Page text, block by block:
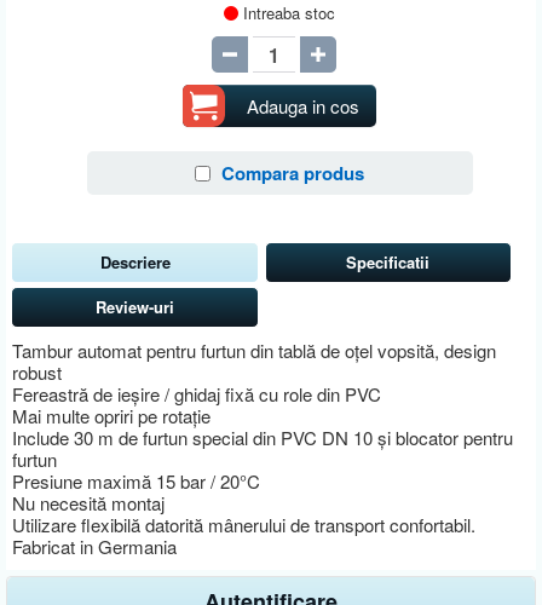
Intreaba stoc
Adauga in cos
Compara produs
Descriere
Tambur automat pentru furtun din tablă de oțel vopsită, design
robust
Fereastră de ieșire / ghidaj fixă cu role din PVC
Mai multe opriri pe rotație
Include 30 m de furtun special din PVC DN 10 și blocator pentru
furtun
Presiune maximă 15 bar / 20°C
Nu necesită montaj
Utilizare flexibilă datorită mânerului de transport confortabil.
Fabricat in Germania
Specificatii
Review-uri